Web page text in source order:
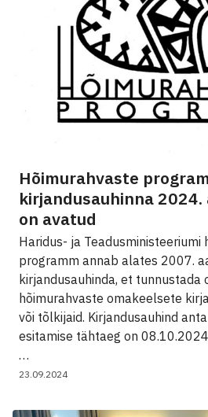
Hõimurahvaste
kirjandusauhinna
on avatud
Haridus- ja Teadusministeeriumi
programm annab alates 2007.
kirjandusauhinda, et tunnustada
hõimurahvaste omakeelsete
või tõlkijaid. Kirjandusauhind
esitamise tähtaeg on
…
23.09.2024